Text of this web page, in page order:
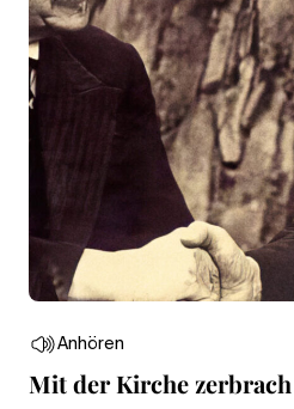
Anhören
Mit der Kirche